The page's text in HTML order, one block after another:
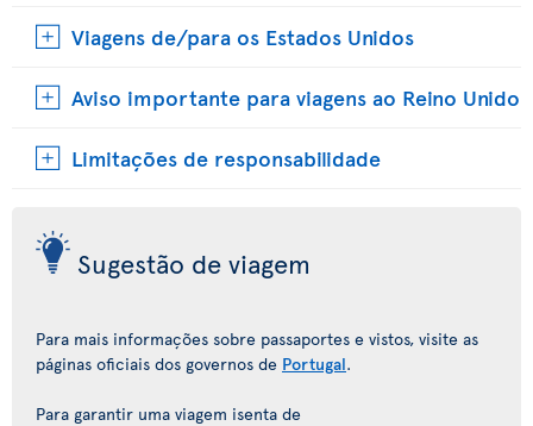
Viagens de/para os Estados Unidos
Aviso importante para viagens ao Reino Unido
Limitações de responsabilidade
Sugestão de viagem
Para mais informações sobre passaportes e vistos, visite as
páginas oficiais dos governos de Portugal.
Para garantir uma viagem isenta de